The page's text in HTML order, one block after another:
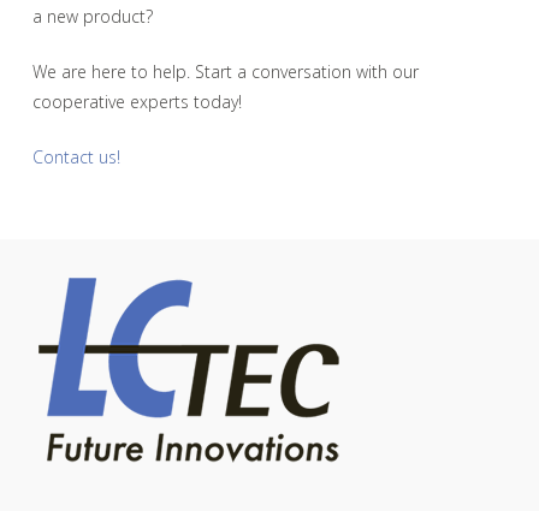
a new product?
We are here to help. Start a conversation with our
cooperative experts today!
Contact us!